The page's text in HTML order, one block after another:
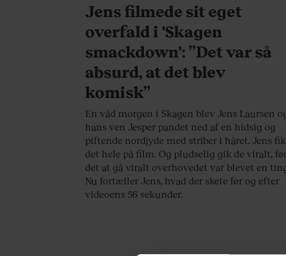
Jens filmede sit eget
overfald i 'Skagen
smackdown': ”Det var så
absurd, at det blev
komisk”
En våd morgen i Skagen blev Jens Laursen
hans ven Jesper pandet ned af en hidsig og
piftende nordjyde med striber i håret. Jens fik
det hele på film. Og pludselig gik de viralt,
det at gå viralt overhovedet var blevet en
Nu fortæller Jens, hvad der skete før og efter
videoens 56 sekunder.